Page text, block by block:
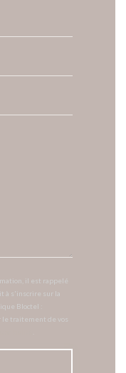
il est rappelé
à s'inscrire sur la
Bloctel :
le traitement de vos